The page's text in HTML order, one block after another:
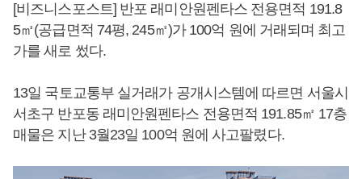
[비즈니스포스트] 반포 래미안원펜타스 전용면적 191.8
5㎡(공급면적 74평, 245㎡)가 100억 원에 거래되며 최고
가를 새로 썼다.
13일 국토교통부 실거래가 공개시스템에 따르면 서울시
서초구 반포동 래미안원펜타스 전용면적 191.85㎡ 17층
매물은 지난 3월23일 100억 원에 사고팔렸다.